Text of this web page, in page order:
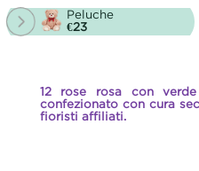
Peluche
€23
12 rose rosa con
confezionato con cura
fioristi affiliati.